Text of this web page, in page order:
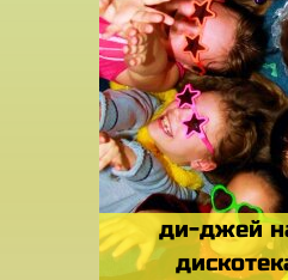
ди-джей